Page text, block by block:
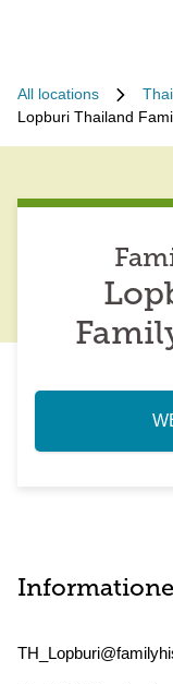
All locations
Lopburi Thailand